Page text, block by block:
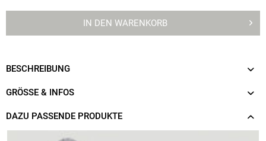
IN DEN WARENKORB
BESCHREIBUNG
GRÖSSE & INFOS
DAZU PASSENDE PRODUKTE